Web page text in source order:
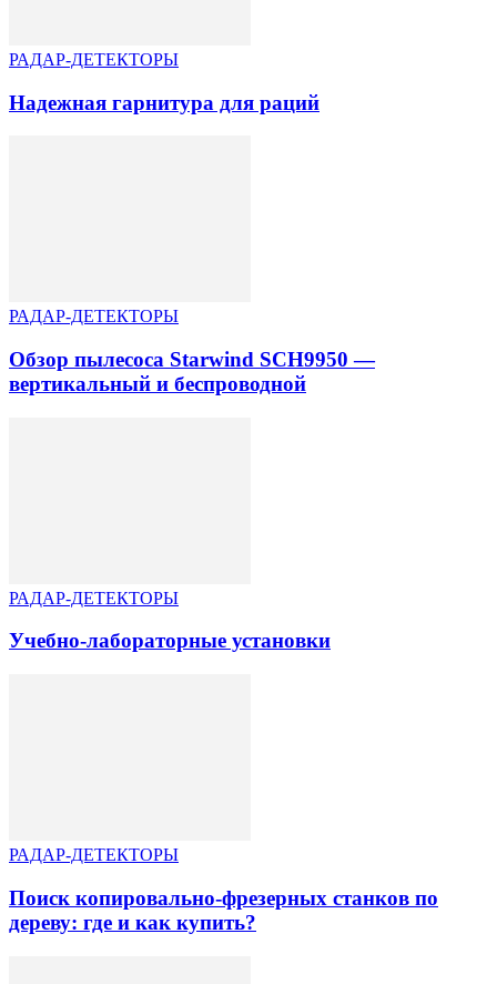
РАДАР-ДЕТЕКТОРЫ
Надежная гарнитура для раций
РАДАР-ДЕТЕКТОРЫ
Обзор пылесоса Starwind SCH9950 —
вертикальный и беспроводной
РАДАР-ДЕТЕКТОРЫ
Учебно-лабораторные установки
РАДАР-ДЕТЕКТОРЫ
Поиск копировально-фрезерных станков по
дереву: где и как купить?